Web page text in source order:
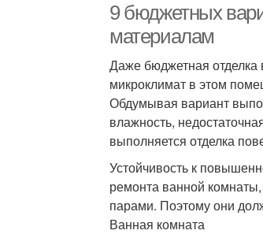
9 бюджетных
материалам
Даже бюджетная отделка
микроклимат в этом
Обдумывая вариант
влажность,
выполняется отделка
Устойчивость к
ремонта ванной
парами. Поэтому они
Ванная комната